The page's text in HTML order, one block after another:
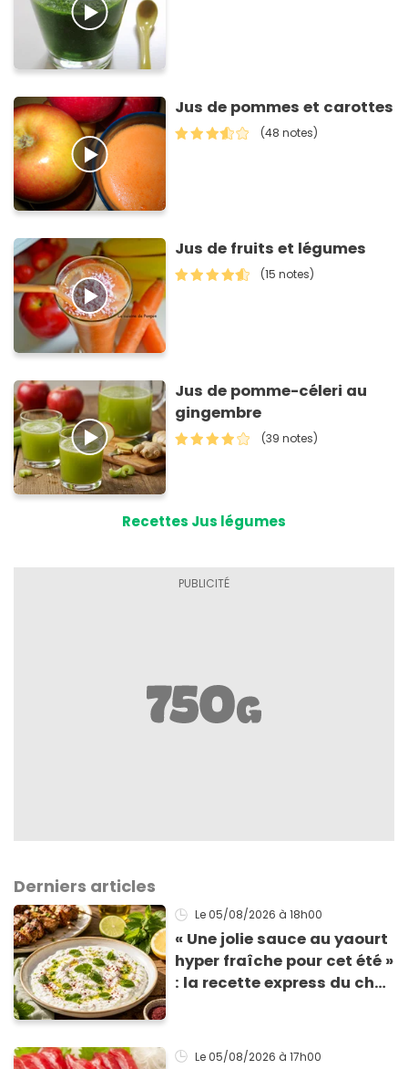
Jus de pommes et carottes
(48 notes)
Jus de fruits et légumes
(15 notes)
Jus de pomme-céleri au
gingembre
(39 notes)
Recettes Jus légumes
Derniers articles
Le 05/08/2026 à 18h00
« Une jolie sauce au yaourt
hyper fraîche pour cet été »
: la recette express du chef
grillades
Le 05/08/2026 à 17h00